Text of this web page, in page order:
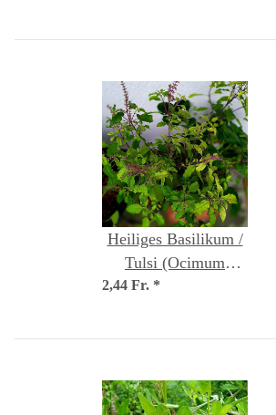
Heiliges Basilikum /
Tulsi (Ocimum
tenuiflorum syn.
2,44 Fr. *